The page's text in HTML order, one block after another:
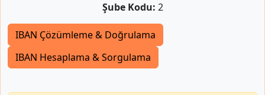
Şube Kodu: 2
IBAN Çözümleme & Doğrulama
IBAN Hesaplama & Sorgulama